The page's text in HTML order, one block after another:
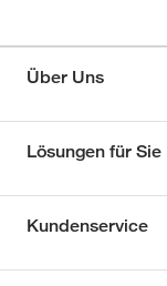
Über Uns
Lösungen für Sie
Kundenservice